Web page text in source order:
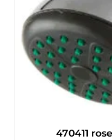
470411